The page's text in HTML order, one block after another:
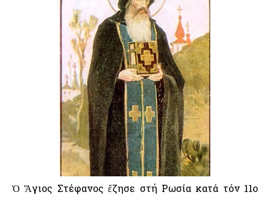
Ὁ Ἅγιος Στέφανος ἔζησε στή Ρωσία κατά τόν 11ο